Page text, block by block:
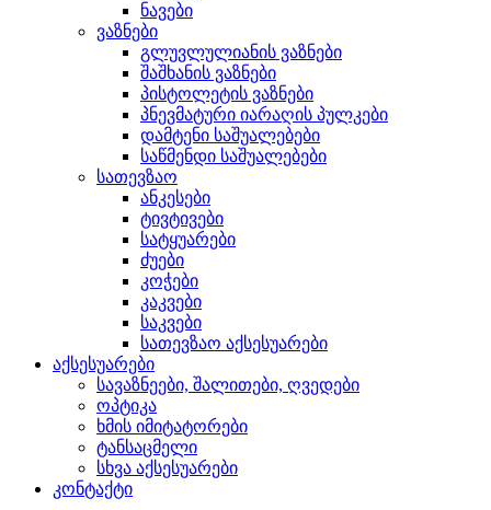
ნავები
ვაზნები
გლუვლულიანის ვაზნები
შაშხანის ვაზნები
პისტოლეტის ვაზნები
პნევმატური იარაღის პულკები
დამტენი საშუალებები
საწმენდი საშუალებები
სათევზაო
ანკესები
ტივტივები
სატყუარები
ძუები
კოჭები
კაკვები
საკვები
სათევზაო აქსესუარები
აქსესუარები
სავაზნეები, შალითები, ღვედები
ოპტიკა
ხმის იმიტატორები
ტანსაცმელი
სხვა აქსესუარები
კონტაქტი